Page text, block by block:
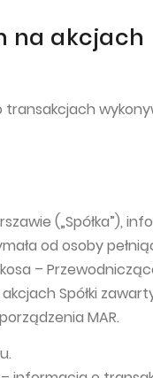
na akcjach
transakcjach
(„Spółka”),
od osoby
–
Spółki
MAR.